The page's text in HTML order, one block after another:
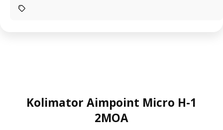
Kolimator Aimpoint Micro H-1
2MOA